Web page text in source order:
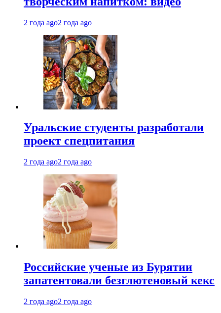
2 года ago2 года ago
Уральские студенты разработали
проект спецпитания
2 года ago2 года ago
Российские ученые из Бурятии
запатентовали безглютеновый кекс
2 года ago2 года ago